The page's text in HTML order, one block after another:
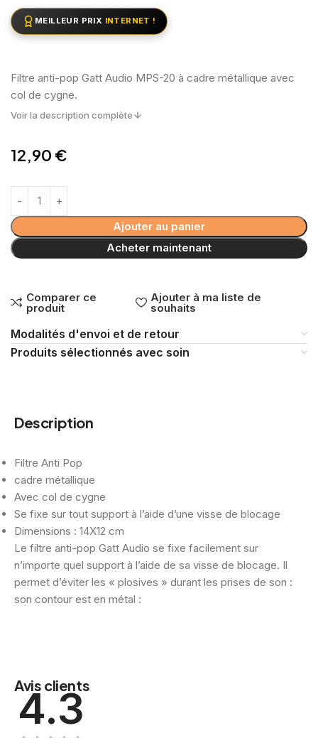
MEILLEUR PRIX INTERNET !
Filtre anti-pop Gatt Audio MPS-20 à cadre métallique avec
col de cygne.
Voir la description complète
12,90 €
Ajouter au panier
Acheter maintenant
Comparer ce
produit
Ajouter à ma liste de
souhaits
Modalités d'envoi et de retour
Produits sélectionnés avec soin
Description
Filtre Anti Pop
cadre métallique
Avec col de cygne
Se fixe sur tout support à l’aide d’une visse de blocage
Dimensions : 14X12 cm
Le filtre anti-pop Gatt Audio se fixe facilement sur
n’importe quel support à l’aide de sa visse de blocage. Il
permet d’éviter les « plosives » durant les prises de son :
son contour est en métal :
Avis clients
4.3